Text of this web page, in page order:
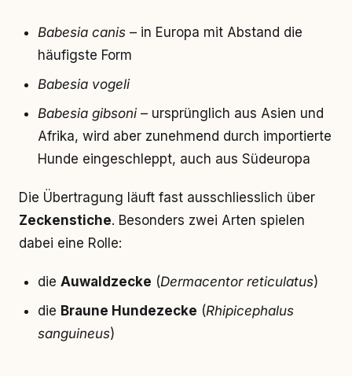
Babesia canis – in Europa mit Abstand die
häufigste Form
Babesia vogeli
Babesia gibsoni– ursprünglich aus Asien und
Afrika, wird aber zunehmend durch importierte
Hunde eingeschleppt, auch aus Südeuropa
Die Übertragung läuft fast ausschliesslich über
Zeckenstiche. Besonders zwei Arten spielen
dabei eine Rolle:
die Auwaldzecke (Dermacentor reticulatus)
die Braune Hundezecke (Rhipicephalus
sanguineus)